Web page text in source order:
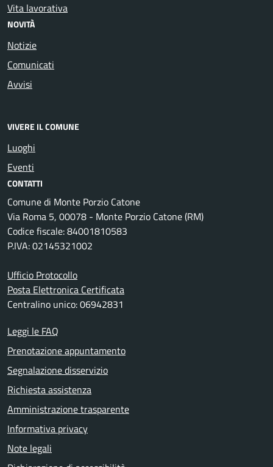
Vita lavorativa
NOVITÀ
Notizie
Comunicati
Avvisi
VIVERE IL COMUNE
Luoghi
Eventi
CONTATTI
Comune di Monte Porzio Catone
Via Roma 5, 00078 - Monte Porzio Catone (RM)
Codice fiscale: 84001810583
P.IVA: 02145321002
Ufficio Protocollo
Posta Elettronica Certificata
Centralino unico: 06942831
Leggi le FAQ
Prenotazione appuntamento
Segnalazione disservizio
Richiesta assistenza
Amministrazione trasparente
Informativa privacy
Note legali